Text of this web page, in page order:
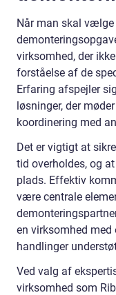
Når man skal vælge
virksomhed, der
forståelse af de
Erfaring afspejler
løsninger, der
koordinering med
Det er vigtigt at
tid overholdes, og
plads. Effektiv
være centrale
en virksomhed med
handlinger
Ved valg af
virksomhed som